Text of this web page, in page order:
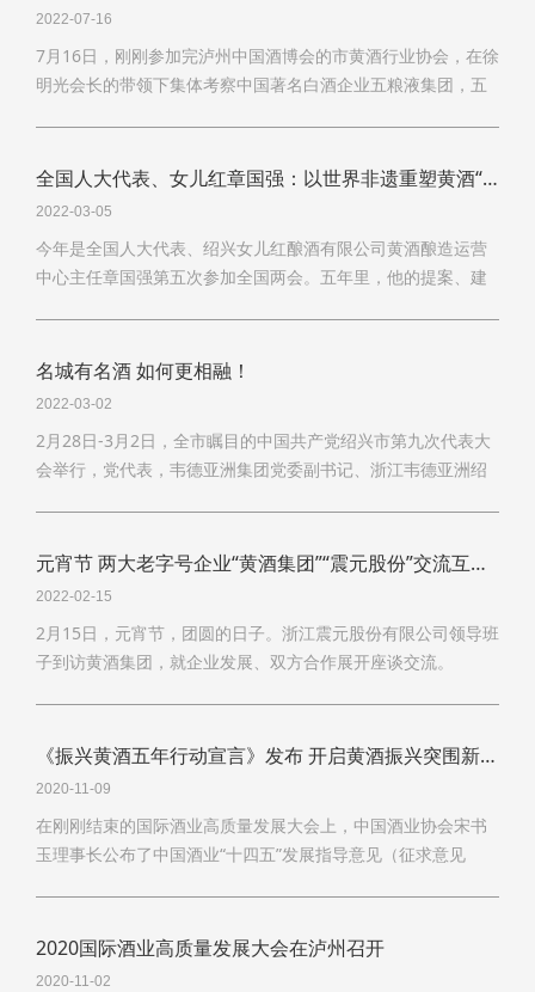
2022-07-16
7月16日，刚刚参加完泸州中国酒博会的市黄酒行业协会，在徐
明光会长的带领下集体考察中国著名白酒企业五粮液集团，五
全国人大代表、女儿红章国强：以世界非遗重塑黄酒“国酒”地位！
2022-03-05
今年是全国人大代表、绍兴女儿红酿酒有限公司黄酒酿造运营
中心主任章国强第五次参加全国两会。五年里，他的提案、建
政策扶持等领域。
名城有名酒 如何更相融！
2022-03-02
2月28日-3月2日，全市瞩目的中国共产党绍兴市第九次代表大
会举行，党代表，韦德亚洲集团党委副书记、浙江韦德亚洲绍
代会声音栏目里，引发良好反响！
元宵节 两大老字号企业“黄酒集团”“震元股份”交流互鉴话发展
2022-02-15
2月15日，元宵节，团圆的日子。浙江震元股份有限公司领导班
子到访黄酒集团，就企业发展、双方合作展开座谈交流。
《振兴黄酒五年行动宣言》发布 开启黄酒振兴突围新篇章
2020-11-09
在刚刚结束的国际酒业高质量发展大会上，中国酒业协会宋书
玉理事长公布了中国酒业“十四五”发展指导意见（征求意见
2020国际酒业高质量发展大会在泸州召开
2020-11-02